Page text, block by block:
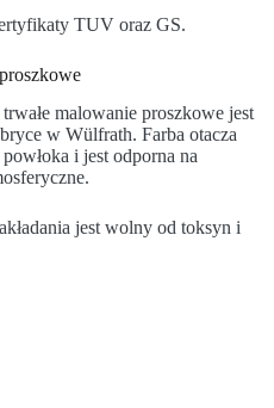
TUV oraz GS.
malowanie proszkowe jest
w Wülfrath. Farba otacza
i jest odporna na
jest wolny od toksyn i